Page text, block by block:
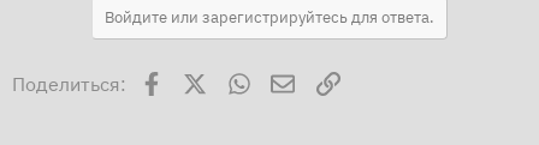
Войдите или зарегистрируйтесь для ответа.
Поделиться: Facebook WhatsAppЭлектронная почта
Ссылка